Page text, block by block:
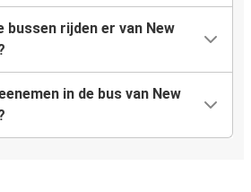
bussen rijden er van New
in de bus van New